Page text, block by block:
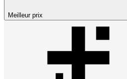
Meilleur prix